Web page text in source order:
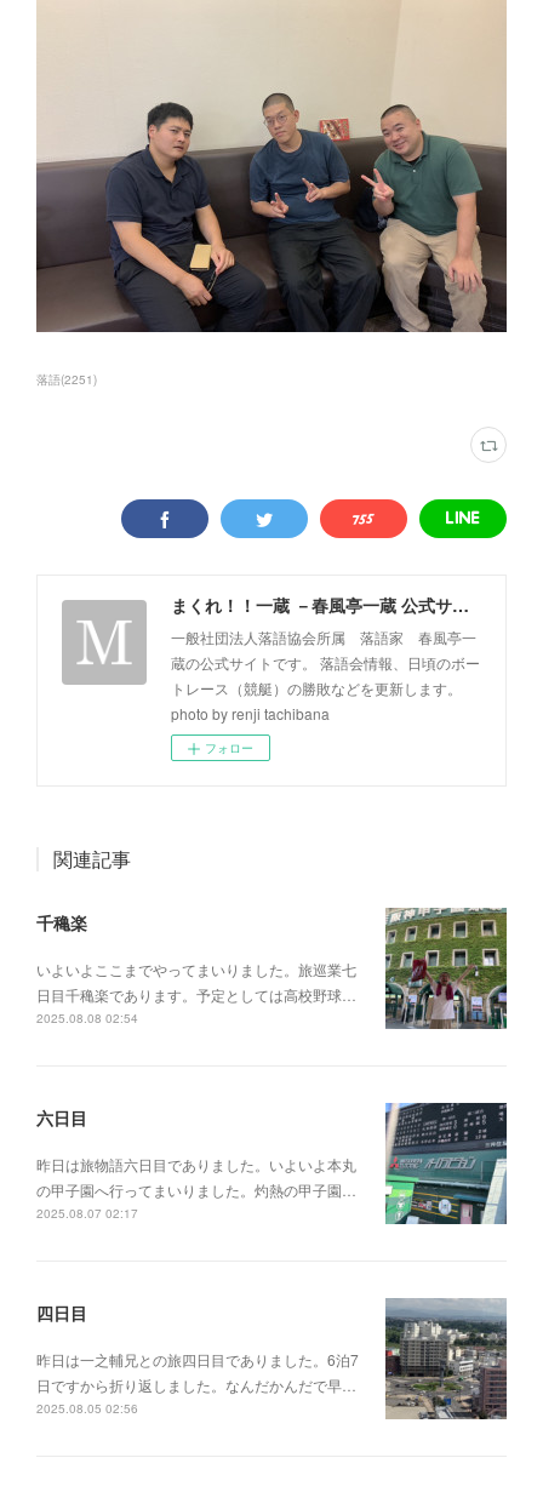
落語(2251)
まくれ！！一蔵 －春風亭一蔵 公式サイト－
一般社団法人落語協会所属 落語家 春風亭一
蔵の公式サイトです。 落語会情報、日頃のボー
トレース（競艇）の勝敗などを更新します。
photo by renji tachibana
フォロー
関連記事
千穐楽
いよいよここまでやってまいりました。旅巡業七
日目千穐楽であります。予定としては高校野球…
2025.08.08 02:54
六日目
昨日は旅物語六日目でありました。いよいよ本丸
の甲子園へ行ってまいりました。灼熱の甲子園…
2025.08.07 02:17
四日目
昨日は一之輔兄との旅四日目でありました。6泊7
日ですから折り返しました。なんだかんだで早…
2025.08.05 02:56